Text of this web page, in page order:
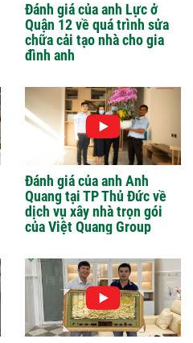
Đánh giá của anh Lực ở
Quận 12 về quá trình sửa
chữa cải tạo nhà cho gia
đình anh
Đánh giá của anh Anh
Quang tại TP Thủ Đức về
dịch vụ xây nhà trọn gói
của Việt Quang Group